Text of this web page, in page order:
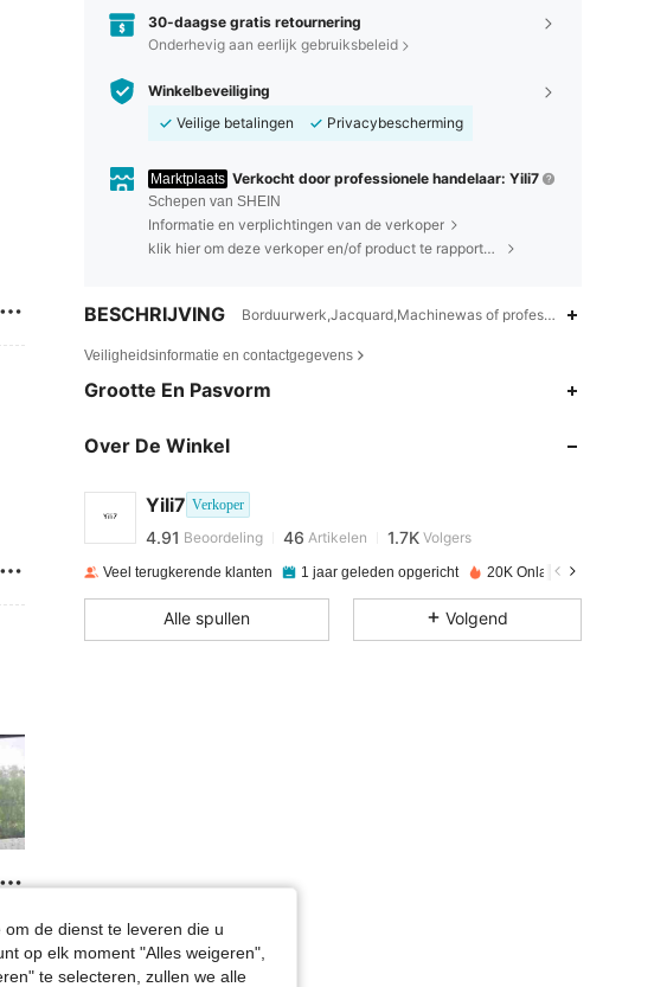
30-daagse gratis retournering
Onderhevig aan eerlijk gebruiksbeleid
Winkelbeveiliging
Veilige betalingen
Privacybescherming
Marktplaats Verkocht door professionele handelaar: Yili7
Schepen van SHEIN
Informatie en verplichtingen van de verkoper
klik hier om deze verkoper en/of product te rapporteren.
BESCHRIJVING Borduurwerk,Jacquard,Machinewas of professionele
Veiligheidsinformatie en contactgegevens
Grootte En Pasvorm
Over De Winkel
Yili7 Verkoper
4.91
4.91 Beoordeling 46 Artikelen 1.7K Volgers
betaalde 1 dag geleden
4.91 46 1.7K
4.91 46
4.91
Veel terugkerende klanten 1 jaar geleden opgericht 20K Onlangs verkocht
Alle spullen Volgend
de dienst te leveren die u
op elk moment "Alles weigeren",
te selecteren, zullen we alle